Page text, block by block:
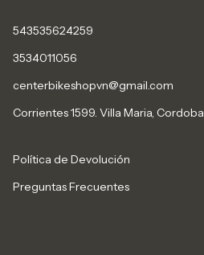
543535624259
3534011056
centerbikeshopvn@gmail.com
Corrientes 1599. Villa Maria, Cordoba
Política de Devolución
Preguntas Frecuentes